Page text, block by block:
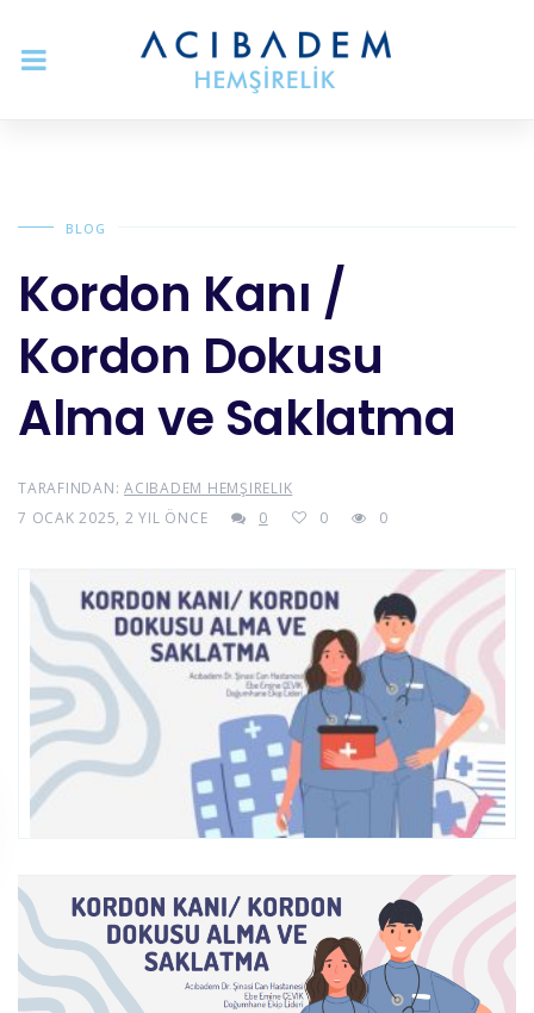
BLOG
Kordon Kanı /
Kordon Dokusu
Alma ve Saklatma
TARAFINDAN: ACIBADEM HEMŞIRELIK
7 OCAK 2025, 2 YIL ÖNCE
0 0 0